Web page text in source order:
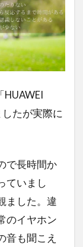
HUAWEI
たが実際に
で長時間か
ていまし
ました。違
のイヤホン
音も聞こえ